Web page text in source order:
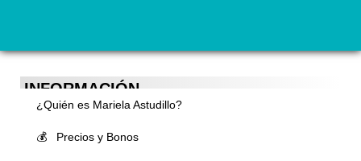
INFORMACIÓN
¿Quién es Mariela Astudillo?
💰 Precios y Bonos